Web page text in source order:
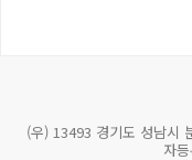
(우) 13493 경기도 성남시
자